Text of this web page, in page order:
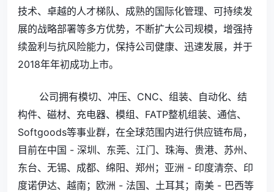
技术、卓越的人才梯队、成熟的国际化管理、可持续发
展的战略部署等多方优势，不断扩大公司规模，增强持
续盈利与抗风险能力，保持公司健康、迅速发展，并于
2018年年初成功上市。
公司拥有模切、冲压、CNC、组装、自动化、结
构件、磁材、充电器、模组、FATP整机组装、通信、
Softgoods等事业群，在全球范围内进行供应链布局，
目前在中国 - 深圳、东莞、江门、珠海、贵港、苏州、
东台、无锡、成都、绵阳、郑州；亚洲 - 印度清奈、印
度诺伊达、越南；欧洲 - 法国、土耳其；南美 - 巴西等